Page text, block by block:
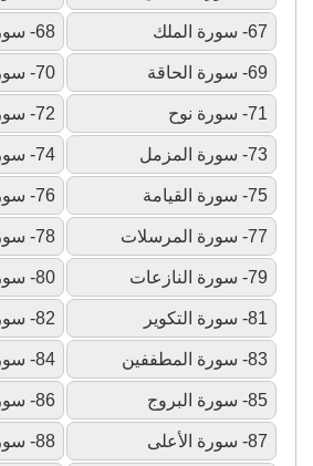
67- سورة الملك 68- سورة القلم
69- سورة الحاقة 70- سورة المعارج
71- سورة نوح 72- سورة الجن
73- سورة المزمل 74- سورة المدثر
75- سورة القيامة 76- سورة الإنسان
77- سورة المرسلات 78- سورة النبأ
79- سورة النازعات 80- سورة عبس
81- سورة التكوير 82- سورة الانفطار
83- سورة المطففين 84- سورة الانشقاق
85- سورة البروج 86- سورة الطارق
87- سورة الأعلى 88- سورة الغاشية